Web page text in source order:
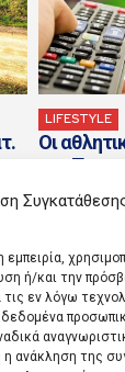
ή/και την
εν λόγω
δεδομένα
ανάκληση της
LIFESTYLE
Οι
της
MotoGP,